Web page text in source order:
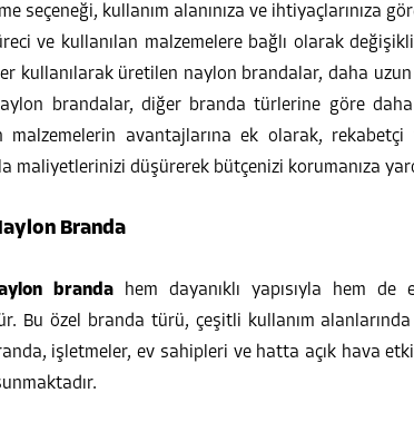
seçeneği, kullanım alanınıza ve ihtiyaçlarınıza
ve kullanılan malzemelere bağlı olarak
kullanılarak üretilen naylon brandalar, daha
brandalar, diğer branda türlerine göre
malzemelerin avantajlarına ek olarak,
maliyetlerinizi düşürerek bütçenizi korumanıza
Branda
branda hem dayanıklı yapısıyla hem
Bu özel branda türü, çeşitli kullanım
işletmeler, ev sahipleri ve hatta açık hava